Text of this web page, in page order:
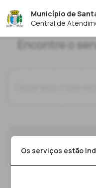
Município de
Central de
Os serviços estão